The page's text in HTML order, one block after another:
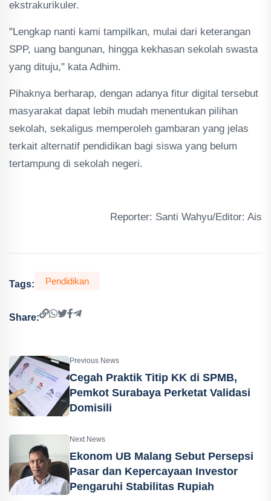
ekstrakurikuler.
"Lengkap nanti kami tampilkan, mulai dari keterangan
SPP, uang bangunan, hingga kekhasan sekolah swasta
yang dituju," kata Adhim.
Pihaknya berharap, dengan adanya fitur digital tersebut
masyarakat dapat lebih mudah menentukan pilihan
sekolah, sekaligus memperoleh gambaran yang jelas
terkait alternatif pendidikan bagi siswa yang belum
tertampung di sekolah negeri.
Reporter: Santi Wahyu/Editor: Ais
Tags: Pendidikan
Share:
Previous News
Cegah Praktik Titip KK di SPMB,
Pemkot Surabaya Perketat Validasi
Domisili
Next News
Ekonom UB Malang Sebut Persepsi
Pasar dan Kepercayaan Investor
Pengaruhi Stabilitas Rupiah